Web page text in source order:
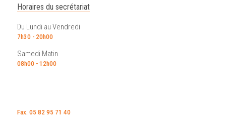
Horaires du secrétariat
Du Lundi au Vendredi
7h30 - 20h00
Samedi Matin
08h00 - 12h00
Fax. 05 82 95 71 40